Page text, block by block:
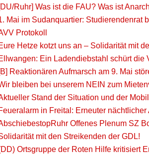
Ruhr] Was ist die FAU? Was ist
Mai im Sudanquartier: Studierendenrat
Protokoll
Hetze kotzt uns an – Solidarität mit
Ein Ladendiebstahl schürt die
Reaktionären Aufmarsch am 9. Mai
bleiben bei unserem NEIN zum
Stand der Situation und der
in Freital: Erneuter
Offenes Plenum SZ
mit den Streikenden der GDL!
Ortsgruppe der Roten Hilfe kritisiert